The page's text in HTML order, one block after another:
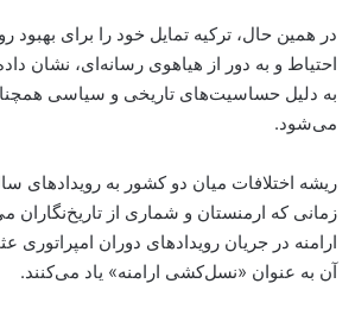
در همین حال، ترکیه تمایل خود را برای بهبود
احتیاط و به دور از هیاهوی رسانه‌ای، نشان
به دلیل حساسیت‌های تاریخی و سیاسی
می‌شود.
زمانی که ارمنستان و شماری از تاریخ‌نگاران
ارامنه در جریان رویدادهای دوران امپراتوری
آن به عنوان «نسل‌کشی ارامنه» یاد می‌کنند.